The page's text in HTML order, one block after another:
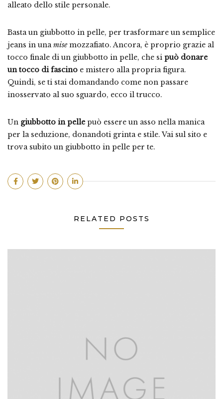
alleato dello stile personale.
Basta un giubbotto in pelle, per trasformare un semplice
jeans in unamisemozzafiato. Ancora, è proprio grazie al
tocco finale di un giubbotto in pelle, che si può donare
un tocco di fascino e mistero alla propria figura.
Quindi, se ti stai domandando come non passare
inosservato al suo sguardo, ecco il trucco.
Un giubbotto in pelle può essere un asso nella manica
per la seduzione, donandoti grinta e stile. Vai sul sito e
trova subito un giubbotto in pelle per te.
RELATED POSTS